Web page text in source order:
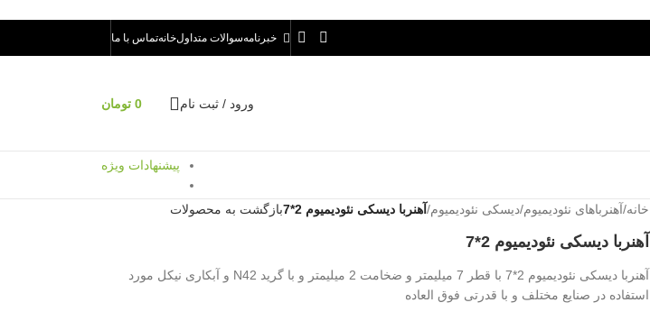
خبرنامهسوالات متداولخانهتماس با ما
ورود / ثبت نام 0 تومان
پیشنهادات ویژه
خانه/آهنرباهای نئودیمیوم/دیسکی نئودیمیوم/آهنربا دیسکی نئودیمیوم 2*7 بازگشت به محصولات
آهنربا دیسکی نئودیمیوم 2*7
آهنربا دیسکی نئودیمیوم 2*7 با قطر 7 میلیمتر و ضخامت 2 میلیمتر و با گرید N42 و آبکاری نیکل مورد
استفاده در صنایع مختلف و با قدرتی فوق العاده